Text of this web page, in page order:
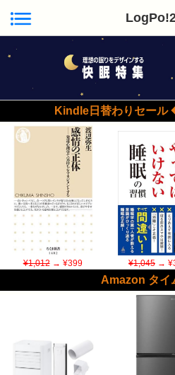
Kindle日替わりセール
¥1,012→ ¥399 ¥1,045→
Amazon タイ